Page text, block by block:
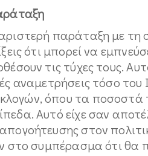
παράταξη με τη
ότι μπορεί να
τις τύχες τους.
αναμετρήσεις τόσο του
όπου τα ποσοστά
Αυτό είχε σαν
στον
στο συμπέρασμα ότι θα